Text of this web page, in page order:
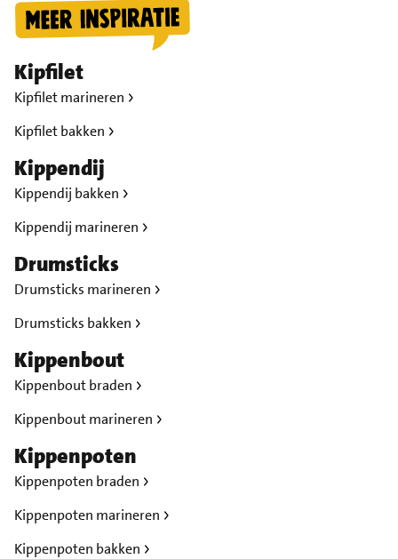
Kipfilet
Kipfilet marineren
Kipfilet bakken
Kippendij
Kippendij bakken
Kippendij marineren
Drumsticks
Drumsticks marineren
Drumsticks bakken
Kippenbout
Kippenbout braden
Kippenbout marineren
Kippenpoten
Kippenpoten braden
Kippenpoten marineren
Kippenpoten bakken